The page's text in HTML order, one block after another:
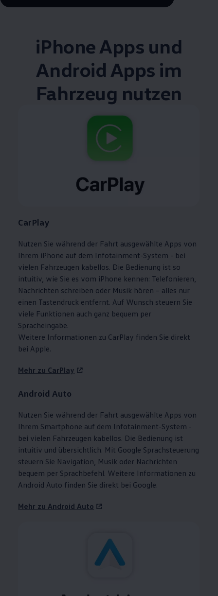
iPhone Apps und
Android Apps im
Fahrzeug nutzen
CarPlay
Nutzen Sie während der Fahrt ausgewählte Apps von
Ihrem iPhone auf dem Infotainment-System - bei
vielen Fahrzeugen kabellos. Die Bedienung ist so
intuitiv, wie Sie es vom iPhone kennen: Telefonieren,
Nachrichten schreiben oder Musik hören – alles nur
einen Tastendruck entfernt. Auf Wunsch steuern Sie
viele Funktionen auch ganz bequem per
Spracheingabe.
Weitere Informationen zu CarPlay finden Sie direkt
bei Apple.
Mehr zu CarPlay
Android Auto
Nutzen Sie während der Fahrt ausgewählte Apps von
Ihrem Smartphone auf dem Infotainment-System -
bei vielen Fahrzeugen kabellos. Die Bedienung ist
intuitiv und übersichtlich. Mit Google Sprachsteuerung
steuern Sie Navigation, Musik oder Nachrichten
bequem per Sprachbefehl. Weitere Informationen zu
Android Auto finden Sie direkt bei Google.
Mehr zu Android Auto